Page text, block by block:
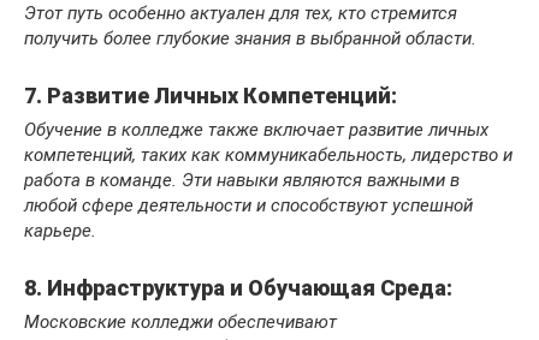
Этот путь особенно актуален для тех, кто стремится
получить более глубокие знания в выбранной области.
7. Развитие Личных Компетенций:
Обучение в колледже также включает развитие личных
компетенций, таких как коммуникабельность, лидерство и
работа в команде. Эти навыки являются важными в
любой сфере деятельности и способствуют успешной
карьере.
8. Инфраструктура и Обучающая Среда:
Московские колледжи обеспечивают